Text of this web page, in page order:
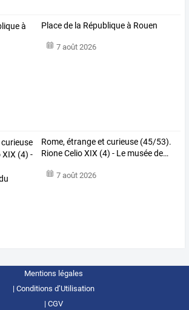
Place de la République à Rouen
7 août 2026
Rome,étrangeet curieuse (45/53).
RioneCelioXIX (4) - Le muséede…
7 août 2026
Mentions légales
Conditions d’Utilisation
CGV